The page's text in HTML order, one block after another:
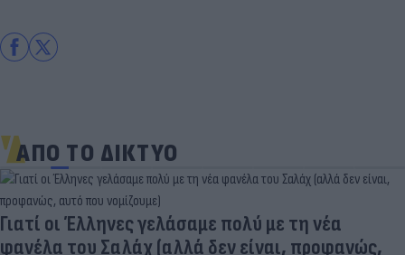
ΑΠΟ ΤΟ ΔΙΚΤΥΟ
Γιατί οι Έλληνες γελάσαμε πολύ με τη νέα
φανέλα του Σαλάχ (αλλά δεν είναι, προφανώς,